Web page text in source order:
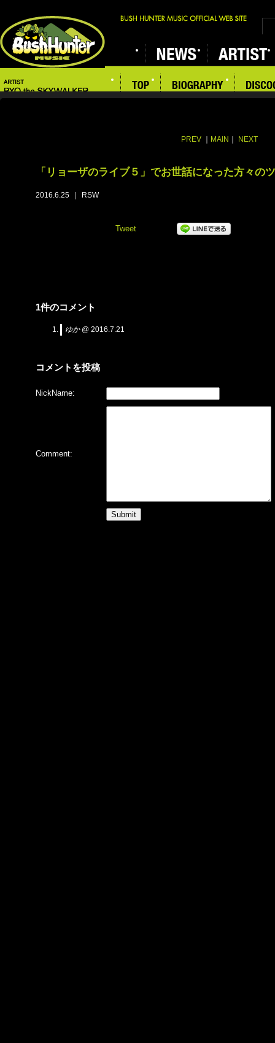
PREV MAIN NEXT
「リョーザのライブ５」でお世話になった方々の
2016.6.25 RSW
Tweet
1件のコメント
ゆか@ 2016.7.21
コメントを投稿
NickName:
Comment: